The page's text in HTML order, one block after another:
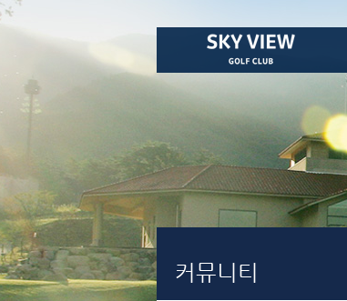
커뮤니티